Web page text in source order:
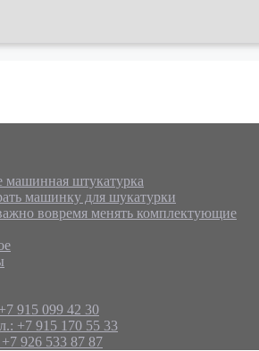
машинная штукатурка
машинку для шукатурки
вовремя менять комплектующие
915 099 42 30
+7 915 170 55 33
926 533 87 87